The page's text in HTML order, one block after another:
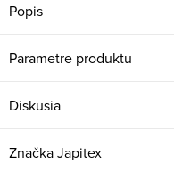
Popis
Parametre produktu
Diskusia
ZnačkaJapitex